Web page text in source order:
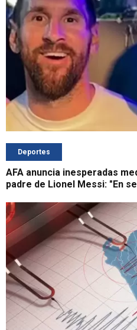
Deportes
AFA anuncia inesperadas
padre de Lionel Messi: "En